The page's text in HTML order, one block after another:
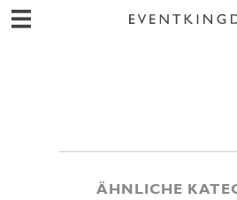
ÄHNLICHE